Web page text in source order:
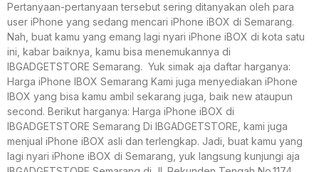
Pertanyaan-pertanyaan tersebut sering ditanyakan oleh para
user iPhone yang sedang mencari iPhone iBOX di Semarang.
Nah, buat kamu yang emang lagi nyari iPhone iBOX di kota satu
ini, kabar baiknya, kamu bisa menemukannya di
IBGADGETSTORE Semarang. Yuk simak aja daftar harganya:
Harga iPhone IBOX Semarang Kami juga menyediakan iPhone
IBOX yang bisa kamu ambil sekarang juga, baik new ataupun
second. Berikut harganya: Harga iPhone iBOX di
IBGADGETSTORE Semarang Di IBGADGETSTORE, kami juga
menjual iPhone iBOX asli dan terlengkap. Jadi, buat kamu yang
lagi nyari iPhone iBOX di Semarang, yuk langsung kunjungi aja